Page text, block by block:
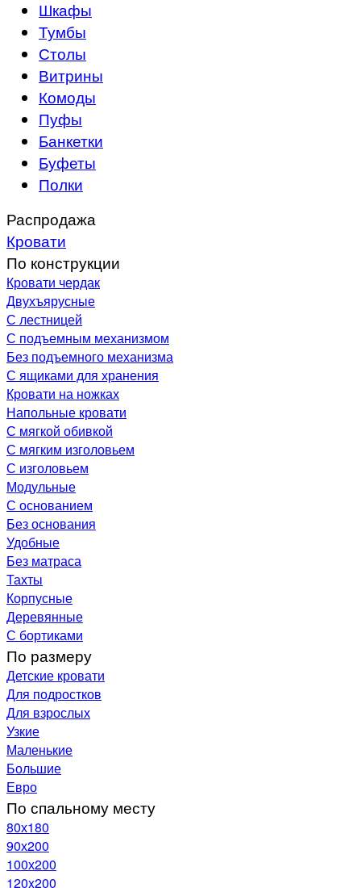
Шкафы
Тумбы
Столы
Витрины
Комоды
Пуфы
Банкетки
Буфеты
Полки
Распродажа
Кровати
По конструкции
Кровати чердак
Двухъярусные
С лестницей
С подъемным механизмом
Без подъемного механизма
С ящиками для хранения
Кровати на ножках
Напольные кровати
С мягкой обивкой
С мягким изголовьем
С изголовьем
Модульные
С основанием
Без основания
Удобные
Без матраса
Тахты
Корпусные
Деревянные
С бортиками
По размеру
Детские кровати
Для подростков
Для взрослых
Узкие
Маленькие
Большие
Евро
По спальному месту
80х180
90х200
100х200
120x200